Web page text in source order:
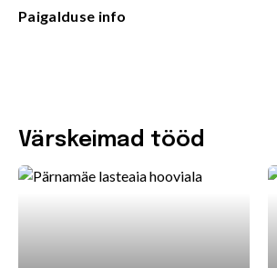
Paigalduse info
Värskeimad tööd